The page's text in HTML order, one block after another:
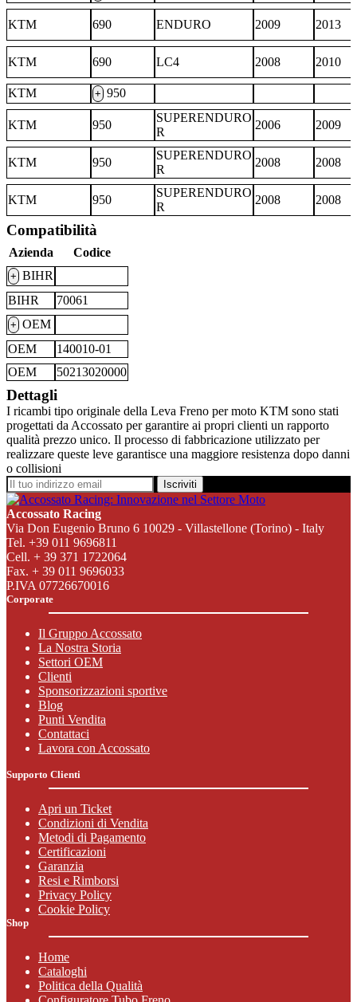
KTM 690 ENDURO 2009 2013
KTM 690 LC4 2008 2010
KTM + 950
KTM 950
SUPERENDURO
R
2006 2009
KTM 950
SUPERENDURO
R
2008 2008
KTM 950
SUPERENDURO
R
2008 2008
Compatibilità
Azienda Codice
+ BIHR
BIHR
70061
+ OEM
OEM
140010-01
OEM
50213020000
Dettagli
I ricambi tipo originale della Leva Freno per moto KTM sono stati
progettati da Accossato per garantire ai propri clienti un rapporto
qualità prezzo unico. Il processo di fabbricazione utilizzato per
realizzare queste leve garantisce una maggiore resistenza dopo danni
o collisioni
Iscriviti
Accossato Racing
Via Don Eugenio Bruno 6 10029 - Villastellone (Torino) - Italy
Tel. +39 011 9696811
Cell. + 39 371 1722064
Fax. + 39 011 9696033
P.IVA 07726670016
Corporate
Il Gruppo Accossato
La Nostra Storia
Settori OEM
Clienti
Sponsorizzazioni sportive
Blog
Punti Vendita
Contattaci
Lavora con Accossato
Supporto Clienti
Apri un Ticket
Condizioni di Vendita
Metodi di Pagamento
Certificazioni
Garanzia
Resi e Rimborsi
Privacy Policy
Cookie Policy
Shop
Home
Cataloghi
Politica della Qualità